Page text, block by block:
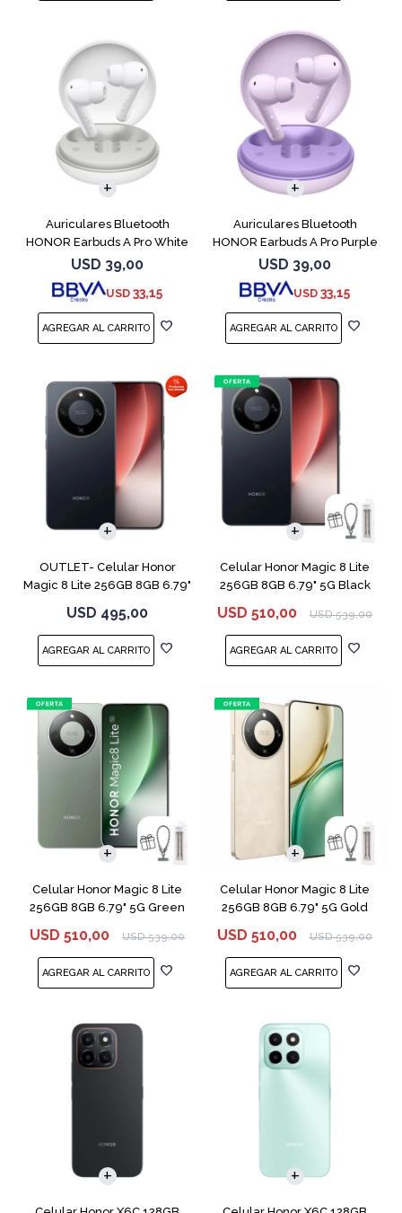
Auriculares Bluetooth
HONOR Earbuds A Pro White
USD 39,00
USD 33,15
Auriculares Bluetooth
HONOR Earbuds A Pro Purple
USD 39,00
USD 33,15
OUTLET- Celular Honor
Magic 8 Lite 256GB 8GB 6.79"
USD 495,00
Celular Honor Magic 8 Lite
256GB 8GB 6.79" 5G Black
USD 510,00 USD 539,00
COMPARAR
Celular Honor Magic 8 Lite
256GB 8GB 6.79" 5G Green
USD 510,00 USD 539,00
COMPARAR
Celular Honor Magic 8 Lite
256GB 8GB 6.79" 5G Gold
USD 510,00 USD 539,00
COMPARAR
COMPARAR COMPARAR